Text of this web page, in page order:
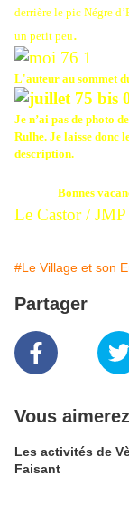
derrière le pic Négre
un petit peu.
L'auteur au sommet
Je n’ai pas de photo
Rulhe. Je laisse donc
description.
Bonnes
Le Castor / JMP
#Le Village et son
Partager
Vous
Les activités de Vèbre Chemins
Faisant